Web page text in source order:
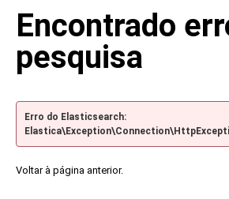
Encontrado
pesquisa
Erro do Elasticsearch:
Voltar à página anterior.